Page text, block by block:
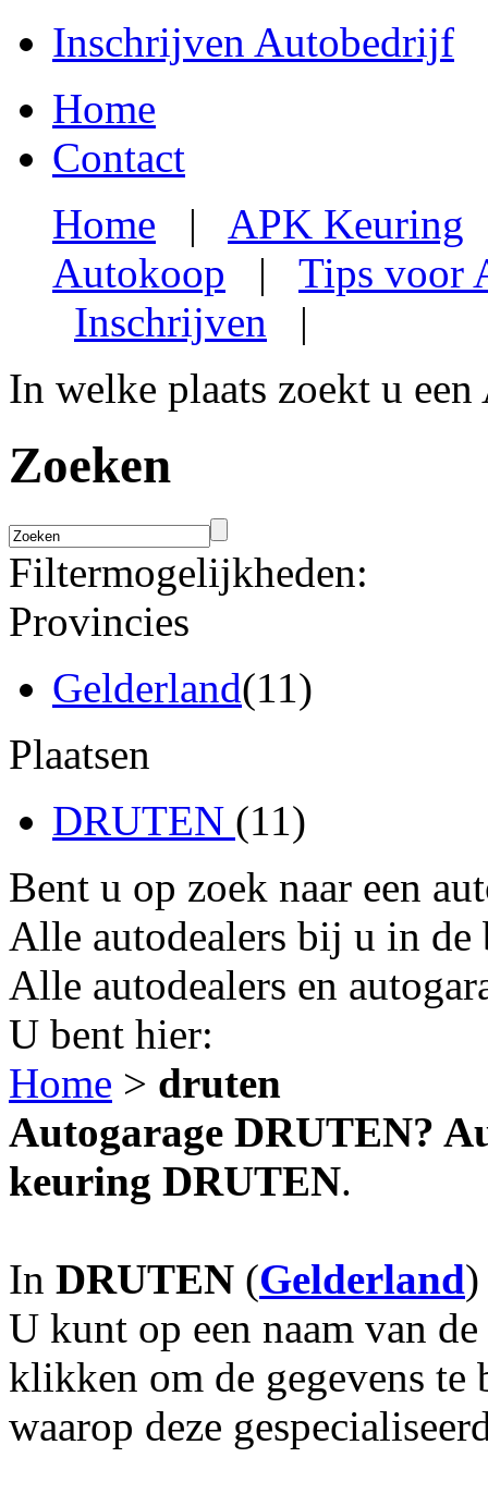
Inschrijven Autobedrijf
Home
Contact
Home | APK Keuring
Autokoop | Tips voor
Inschrijven |
In welke plaats zoekt u
Zoeken
Filtermogelijkheden:
Provincies
Gelderland(11)
Plaatsen
DRUTEN (11)
Bent u op zoek naar een
Alle autodealers bij u in
Alle autodealers en
U bent hier:
Home > druten
Autogarage DRUTEN?
keuring DRUTEN.
In DRUTEN (Gelderland
U kunt op een naam van
klikken om de gegevens te
waarop deze